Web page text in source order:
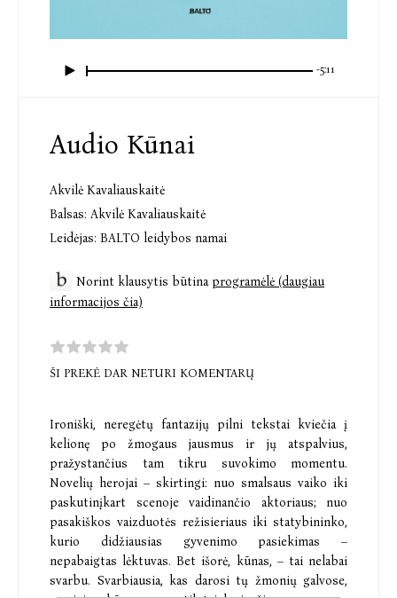
-5:11
Audio Kūnai
Akvilė Kavaliauskaitė
Balsas: Akvilė Kavaliauskaitė
Leidėjas: BALTO leidybos namai
Norint klausytis būtinaprogramėlė (daugiau
informacijos čia)
ŠI PREKĖ DAR NETURI KOMENTARŲ
Ironiški, neregėtų fantazijų pilni tekstai kviečia į
kelionę po žmogaus jausmus ir jų atspalvius,
pražystančius tam tikru suvokimo momentu.
Novelių herojai – skirtingi: nuo smalsaus vaiko iki
paskutinįkart scenoje vaidinančio aktoriaus; nuo
pasakiškos vaizduotės režisieriaus iki statybininko,
kurio didžiausias gyvenimo pasiekimas –
nepabaigtas lėktuvas. Bet išorė, kūnas, – tai nelabai
svarbu. Svarbiausia, kas darosi tų žmonių galvose,